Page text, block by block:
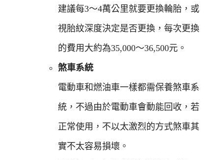
建議每3～4萬公里就要更換輪胎，或
視胎紋深度決定是否更換，每次更換
的費用大約為35,000～36,500元。
煞車系統
電動車和燃油車一樣都需保養煞車系
統，不過由於電動車會動能回收，若
正常使用，不以太激烈的方式煞車其
實不太容易損壞。